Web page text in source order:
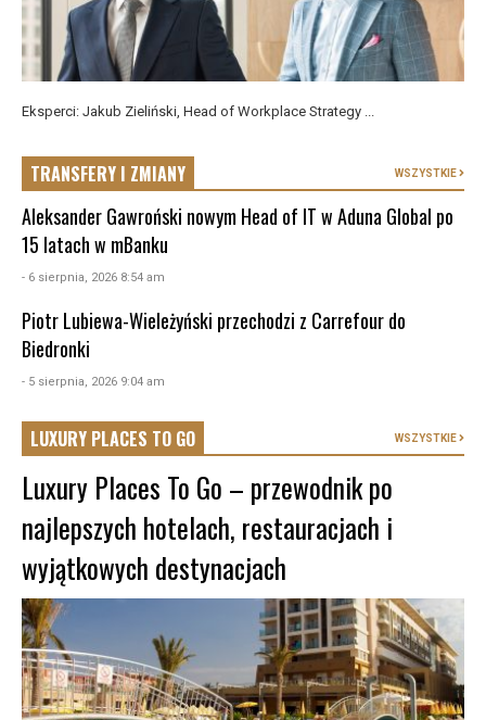
Eksperci: Jakub Zieliński, Head of Workplace Strategy ...
TRANSFERY I ZMIANY WSZYSTKIE
Aleksander Gawroński nowym Head of IT w Aduna Global po
15 latach w mBanku
- 6 sierpnia, 2026 8:54 am
Piotr Lubiewa-Wieleżyński przechodzi z Carrefour do
Biedronki
- 5 sierpnia, 2026 9:04 am
LUXURY PLACES TO GO WSZYSTKIE
Luxury Places To Go – przewodnik po
najlepszych hotelach, restauracjach i
wyjątkowych destynacjach